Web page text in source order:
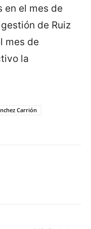
en el mes de
de Ruiz
mes de
la
Carrión